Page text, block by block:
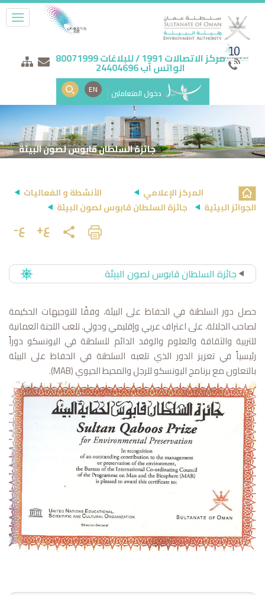
مركز الاتصالات 1991 / للبلاغات 80071999
الواتس آب 24404696
دخول المتعاملين EN
جائزة السلطان قابوس لصون البيئة
المركز الإعلامي
الأنشطة و الفعاليات
الجوائز البيئية
جائزة السلطان قابوس لصون البيئة
ع+ ع-
جائزة السلطان قابوس لصون البيئة
حصل دور السلطنة في الحفاظ على البيئة، وفقًا للتوجيهات الحكيمة
لصاحب الجلالة، على اعتراف عربي وإقليمي ودولي. تلعب اللجنة العمانية
للتربية والثقافة والعلوم والوفد الدائم للسلطنة في اليونسكو دوراً
رئيسياً في تعزيز الدور الذي تلعبه السلطنة في الحفاظ على البيئة
بالتعاون مع برنامج اليونسكو للرجل والمحيط الحيوي (MAB).